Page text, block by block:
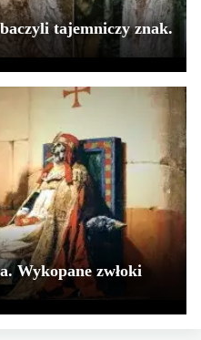
tajemniczy znak.
Wykopane zwłoki